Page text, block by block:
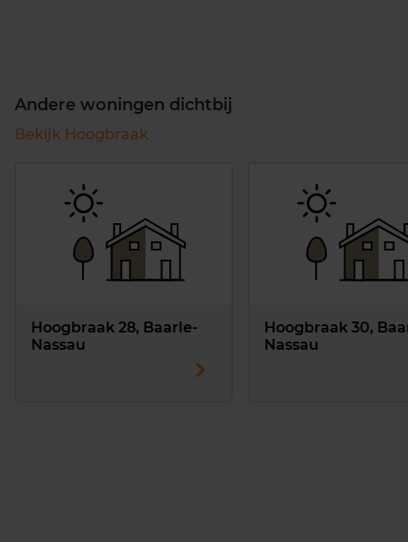
Andere woningen dichtbij
Bekijk Hoogbraak
Hoogbraak 28, Baarle-
Nassau
Hoogbraak 30,
Nassau